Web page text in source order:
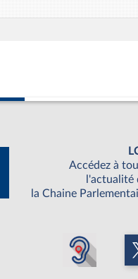
Accédez à
l'actualité
la Chaine